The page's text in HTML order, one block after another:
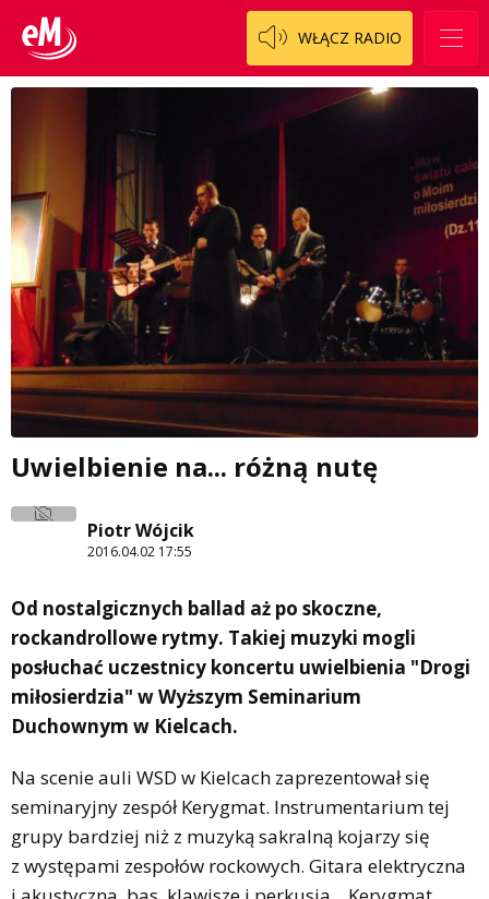
WŁĄCZ RADIO
Uwielbienie na... różną nutę
Piotr Wójcik
2016.04.02 17:55
Od nostalgicznych ballad aż po skoczne,
rockandrollowe rytmy. Takiej muzyki mogli
posłuchać uczestnicy koncertu uwielbienia "Drogi
miłosierdzia" w Wyższym Seminarium
Duchownym w Kielcach.
Na scenie auli WSD w Kielcach zaprezentował się
seminaryjny zespół Kerygmat. Instrumentarium tej
grupy bardziej niż z muzyką sakralną kojarzy się
z występami zespołów rockowych. Gitara elektryczna